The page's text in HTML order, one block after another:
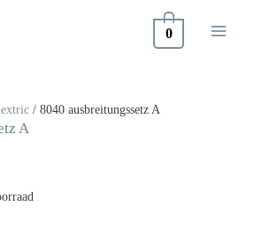
0
/ 8040 ausbreitungssetz A
A